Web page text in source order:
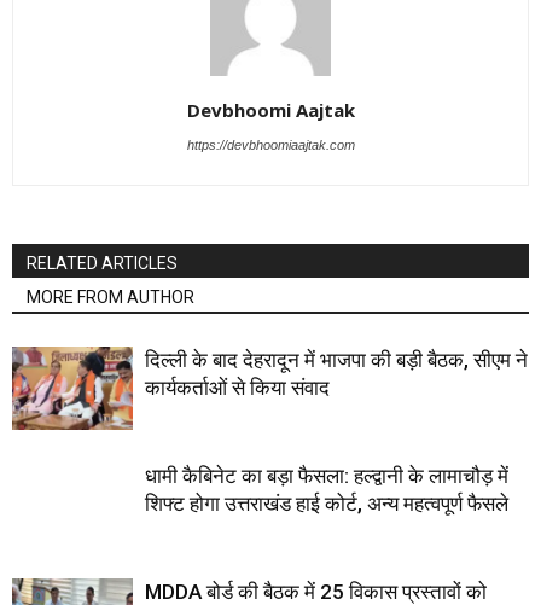
Devbhoomi Aajtak
https://devbhoomiaajtak.com
RELATED ARTICLES
MORE FROM AUTHOR
दिल्ली के बाद देहरादून में भाजपा की बड़ी बैठक, सीएम ने
कार्यकर्ताओं से किया संवाद
धामी कैबिनेट का बड़ा फैसला: हल्द्वानी के लामाचौड़ में
शिफ्ट होगा उत्तराखंड हाई कोर्ट, अन्य महत्वपूर्ण फैसले
MDDA बोर्ड की बैठक में 25 विकास प्रस्तावों को